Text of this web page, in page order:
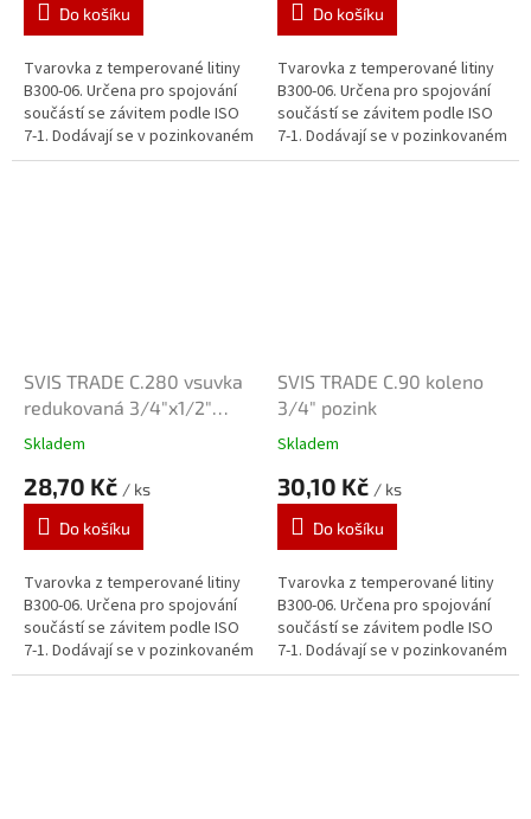
Do košíku
Tvarovka z temperované litiny
B300-06. Určena pro spojování
součástí se závitem podle ISO
7-1. Dodávají se v pozinkovaném
provedení. Zinkový povlak o
Do košíku
Tvarovka z temperované litiny
B300-06. Určena pro spojování
součástí se závitem podle ISO
7-1. Dodávají se v pozinkovaném
provedení. Zinkový povlak o
SVIS TRADE C.280 vsuvka
redukovaná 3/4"x1/2"
pozink
Skladem
28,70 Kč / ks
Do košíku
Tvarovka z temperované litiny
B300-06. Určena pro spojování
součástí se závitem podle ISO
7-1. Dodávají se v pozinkovaném
provedení. Zinkový povlak o
SVIS TRADE C.90 koleno
3/4" pozink
Skladem
30,10 Kč / ks
Do košíku
Tvarovka z temperované litiny
B300-06. Určena pro spojování
součástí se závitem podle ISO
7-1. Dodávají se v pozinkovaném
provedení. Zinkový povlak o